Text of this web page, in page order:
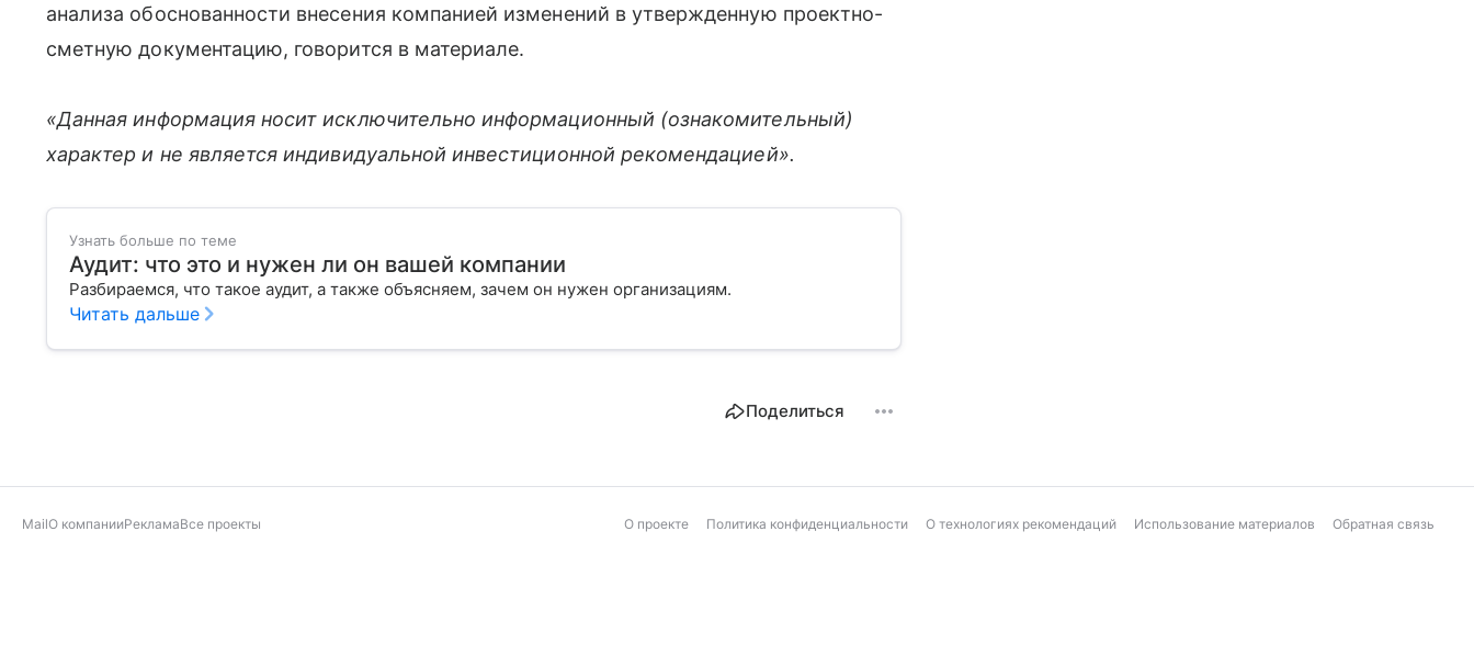
анализа обоснованности внесения компанией изменений в утвержденную проектно-
сметную документацию, говорится в материале.
«Данная информация носит исключительно информационный (ознакомительный)
характер и не является индивидуальной инвестиционной рекомендацией».
Узнать больше по теме
Аудит: что это и нужен ли он вашей компании
Разбираемся, что такое аудит, а также объясняем, зачем он нужен организациям.
Читать дальше
Поделиться
MailО компанииРекламаВсе проекты О проекте Политика конфиденциальности О технологиях рекомендаций Использование материалов Обратная связь